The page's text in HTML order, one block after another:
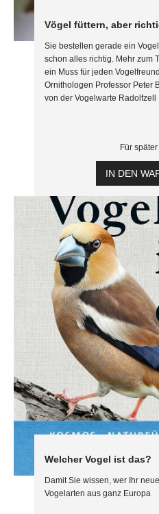
Vögel füttern, aber
Sie bestellen gerade ein
schon alles richtig. Mehr zum
ein Muss für jeden
Ornithologen Professor Peter
von der Vogelwarte Radolfzell
Für
IN DEN
Welcher Vogel ist das?
Damit Sie wissen, wer Ihr
Vogelarten aus ganz Europa